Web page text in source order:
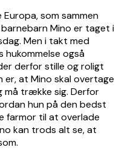
som sammen
Mino er taget i
Men i takt med
også
derfor stille og roligt
er, at Mino skal overtage
må trække sig. Derfor
hun på den bedst
farmor til at overlade
kan trods alt se, at